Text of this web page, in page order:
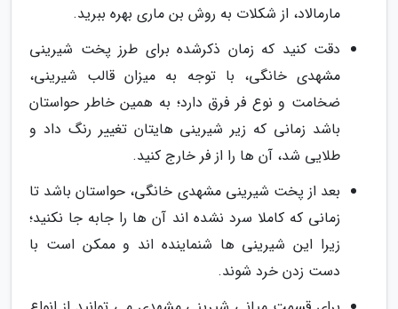
مارمالاد، از شکلات به روش بن ماری بهره ببرید.
دقت کنید که زمان ذکرشده برای طرز پخت شیرینی
مشهدی خانگی، با توجه به میزان قالب شیرینی،
ضخامت و نوع فر فرق دارد؛ به همین خاطر حواستان
باشد زمانی که زیر شیرینی هایتان تغییر رنگ داد و
طلایی شد، آن ها را از فر خارج کنید.
بعد از پخت شیرینی مشهدی خانگی، حواستان باشد تا
زمانی که کاملا سرد نشده اند آن ها را جابه جا نکنید؛
زیرا این شیرینی ها شنماینده اند و ممکن است با
دست زدن خرد شوند.